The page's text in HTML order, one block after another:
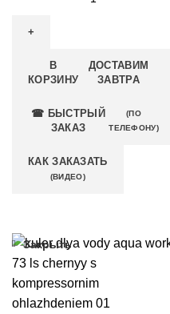
В
КОРЗИНУ
ДОСТАВИМ
ЗАВТРА
☎ БЫСТРЫЙ
ЗАКАЗ
(ПО
ТЕЛЕФОНУ)
КАК ЗАКАЗАТЬ
(ВИДЕО)
Закрыть